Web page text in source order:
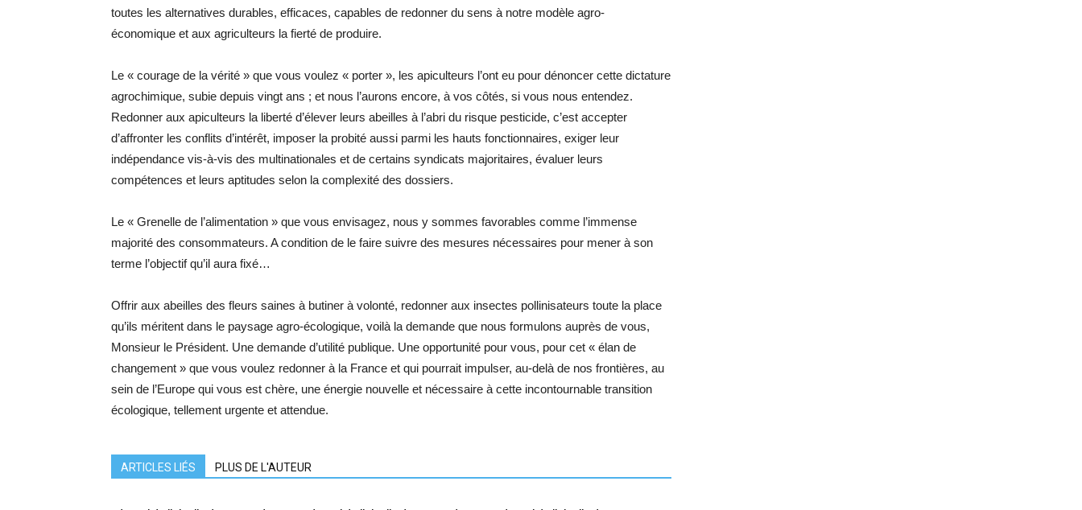
toutes les alternatives durables, efficaces, capables de redonner du sens à notre modèle agro-
économique et aux agriculteurs la fierté de produire.
Le « courage de la vérité » que vous voulez « porter », les apiculteurs l’ont eu pour dénoncer cette dictature
agrochimique, subie depuis vingt ans ; et nous l’aurons encore, à vos côtés, si vous nous entendez.
Redonner aux apiculteurs la liberté d’élever leurs abeilles à l’abri du risque pesticide, c’est accepter
d’affronter les conflits d’intérêt, imposer la probité aussi parmi les hauts fonctionnaires, exiger leur
indépendance vis-à-vis des multinationales et de certains syndicats majoritaires, évaluer leurs
compétences et leurs aptitudes selon la complexité des dossiers.
Le « Grenelle de l’alimentation » que vous envisagez, nous y sommes favorables comme l’immense
majorité des consommateurs. A condition de le faire suivre des mesures nécessaires pour mener à son
terme l’objectif qu’il aura fixé…
Offrir aux abeilles des fleurs saines à butiner à volonté, redonner aux insectes pollinisateurs toute la place
qu’ils méritent dans le paysage agro-écologique, voilà la demande que nous formulons auprès de vous,
Monsieur le Président. Une demande d’utilité publique. Une opportunité pour vous, pour cet « élan de
changement » que vous voulez redonner à la France et qui pourrait impulser, au-delà de nos frontières, au
sein de l’Europe qui vous est chère, une énergie nouvelle et nécessaire à cette incontournable transition
écologique, tellement urgente et attendue.
ARTICLES LIÉS PLUS DE L'AUTEUR